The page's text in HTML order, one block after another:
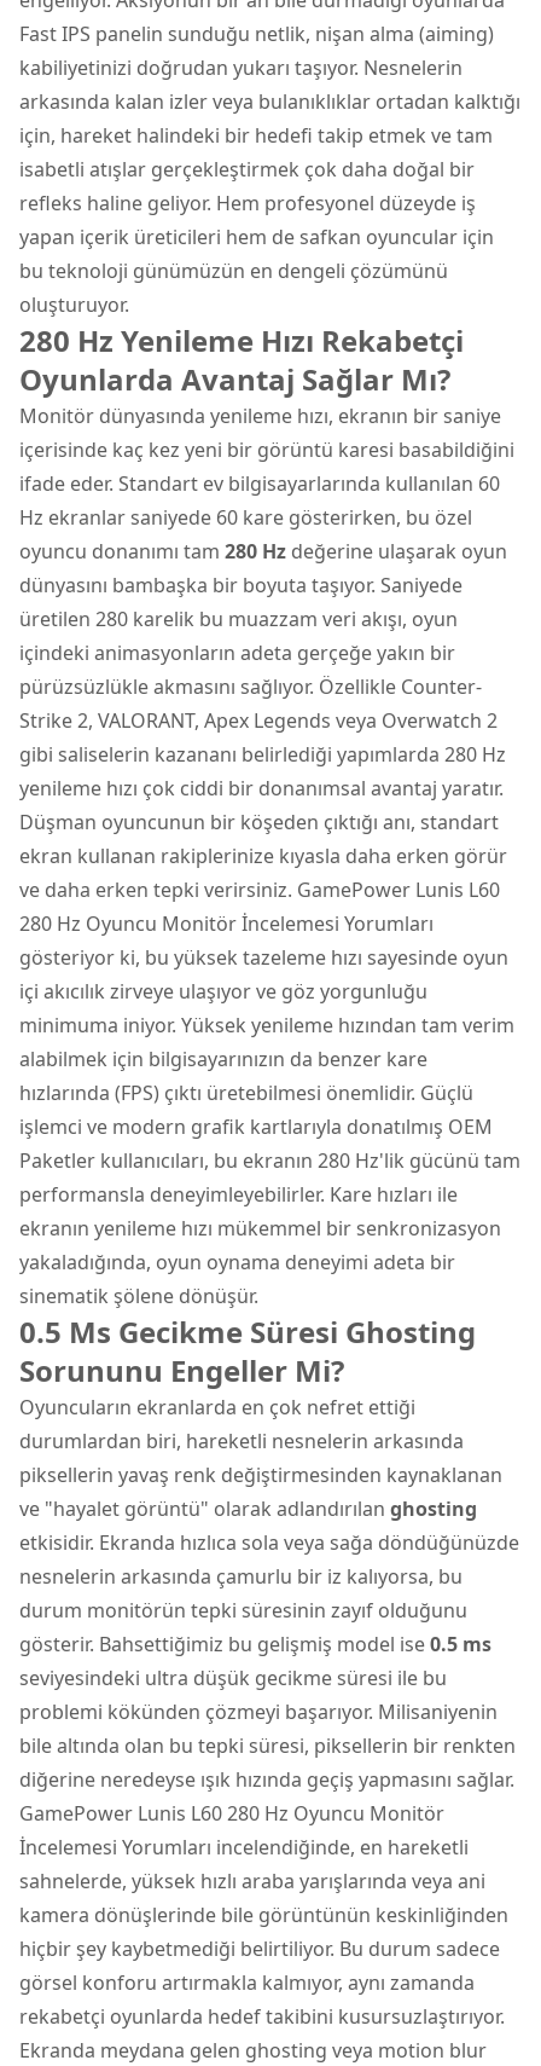
Fast IPS panelin sunduğu netlik, nişan alma (aiming)
kabiliyetinizi doğrudan yukarı taşıyor. Nesnelerin
arkasında kalan izler veya bulanıklıklar ortadan kalktığı
için, hareket halindeki bir hedefi takip etmek ve tam
isabetli atışlar gerçekleştirmek çok daha doğal bir
refleks haline geliyor. Hem profesyonel düzeyde iş
yapan içerik üreticileri hem de safkan oyuncular için
bu teknoloji günümüzün en dengeli çözümünü
oluşturuyor.
280 Hz Yenileme Hızı Rekabetçi
Oyunlarda Avantaj Sağlar Mı?
Monitör dünyasında yenileme hızı, ekranın bir saniye
içerisinde kaç kez yeni bir görüntü karesi basabildiğini
ifade eder. Standart ev bilgisayarlarında kullanılan 60
Hz ekranlar saniyede 60 kare gösterirken, bu özel
oyuncu donanımı tam 280 Hz değerine ulaşarak oyun
dünyasını bambaşka bir boyuta taşıyor. Saniyede
üretilen 280 karelik bu muazzam veri akışı, oyun
içindeki animasyonların adeta gerçeğe yakın bir
pürüzsüzlükle akmasını sağlıyor. Özellikle Counter-
Strike 2, VALORANT, Apex Legends veya Overwatch 2
gibi saliselerin kazananı belirlediği yapımlarda 280 Hz
yenileme hızı çok ciddi bir donanımsal avantaj yaratır.
Düşman oyuncunun bir köşeden çıktığı anı, standart
ekran kullanan rakiplerinize kıyasla daha erken görür
ve daha erken tepki verirsiniz. GamePower Lunis L60
280 Hz Oyuncu Monitör İncelemesi Yorumları
gösteriyor ki, bu yüksek tazeleme hızı sayesinde oyun
içi akıcılık zirveye ulaşıyor ve göz yorgunluğu
minimuma iniyor. Yüksek yenileme hızından tam verim
alabilmek için bilgisayarınızın da benzer kare
hızlarında (FPS) çıktı üretebilmesi önemlidir. Güçlü
işlemci ve modern grafik kartlarıyla donatılmış OEM
Paketler kullanıcıları, bu ekranın 280 Hz'lik gücünü tam
performansla deneyimleyebilirler. Kare hızları ile
ekranın yenileme hızı mükemmel bir senkronizasyon
yakaladığında, oyun oynama deneyimi adeta bir
sinematik şölene dönüşür.
0.5 Ms Gecikme Süresi Ghosting
Sorununu Engeller Mi?
Oyuncuların ekranlarda en çok nefret ettiği
durumlardan biri, hareketli nesnelerin arkasında
piksellerin yavaş renk değiştirmesinden kaynaklanan
ve "hayalet görüntü" olarak adlandırılan ghosting
etkisidir. Ekranda hızlıca sola veya sağa döndüğünüzde
nesnelerin arkasında çamurlu bir iz kalıyorsa, bu
durum monitörün tepki süresinin zayıf olduğunu
gösterir. Bahsettiğimiz bu gelişmiş model ise0.5 ms
seviyesindeki ultra düşük gecikme süresi ile bu
problemi kökünden çözmeyi başarıyor. Milisaniyenin
bile altında olan bu tepki süresi, piksellerin bir renkten
diğerine neredeyse ışık hızında geçiş yapmasını sağlar.
GamePower Lunis L60 280 Hz Oyuncu Monitör
İncelemesi Yorumları incelendiğinde, en hareketli
sahnelerde, yüksek hızlı araba yarışlarında veya ani
kamera dönüşlerinde bile görüntünün keskinliğinden
hiçbir şey kaybetmediği belirtiliyor. Bu durum sadece
görsel konforu artırmakla kalmıyor, aynı zamanda
rekabetçi oyunlarda hedef takibini kusursuzlaştırıyor.
Ekranda meydana gelen ghosting veya motion blur